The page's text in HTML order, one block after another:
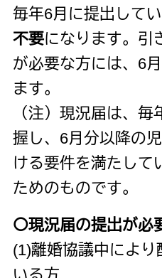
毎年6月に提出して
不要になります。引
が必要な方には、6
ます。
（注）現況届は、
握し、6月分以降の
ける要件を満たして
ためのものです。
〇現況届の提出が必
(1)離婚協議中によ